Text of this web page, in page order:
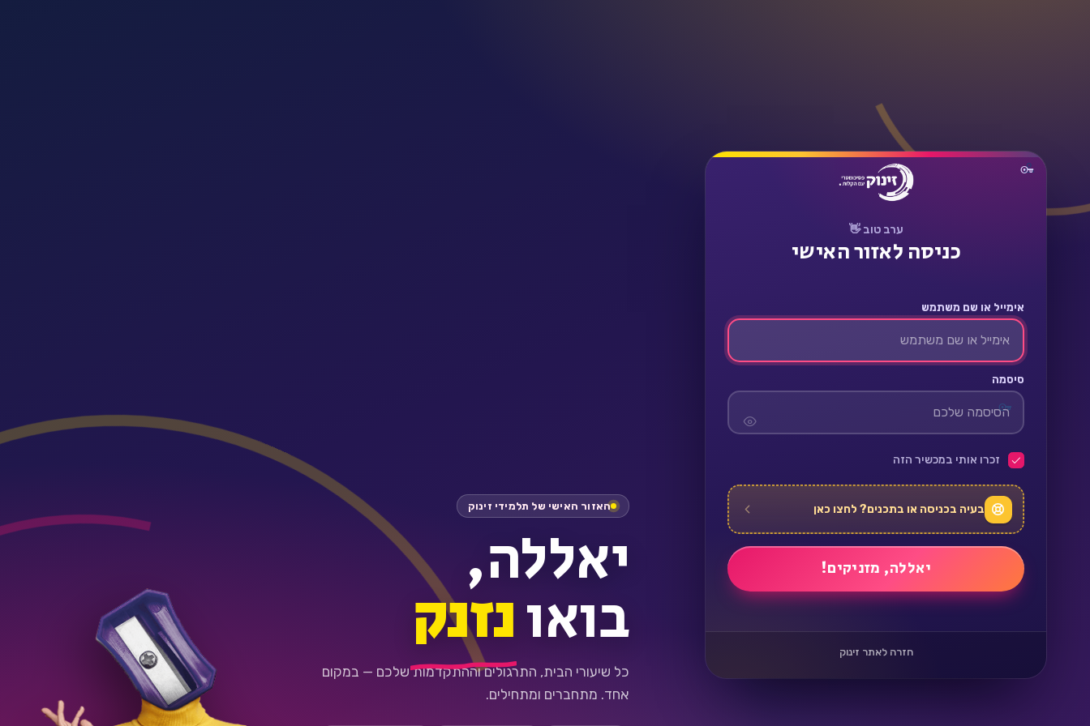
ערב טוב 👋
כניסה לאזור האישי
אימייל או שם משתמש
סיסמה
זכרו אותי במכשיר הזה
בעיה בכניסה או בתכנים? לחצו כאן
חזרה לאתר זינוק
האזור האישי של תלמידי זינוק
יאללה,
בואונזנק
כל שיעורי הבית, התרגולים וההתקדמות שלכם — במקום
אחד. מתחברים ומתחילים.